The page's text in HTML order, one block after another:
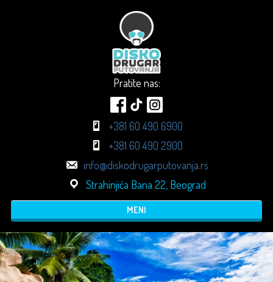
Pratite nas:
+381 60 490 6900
+381 60 490 2900
info@diskodrugarputovanja.rs
Strahinjića Bana 22, Beograd
MENI